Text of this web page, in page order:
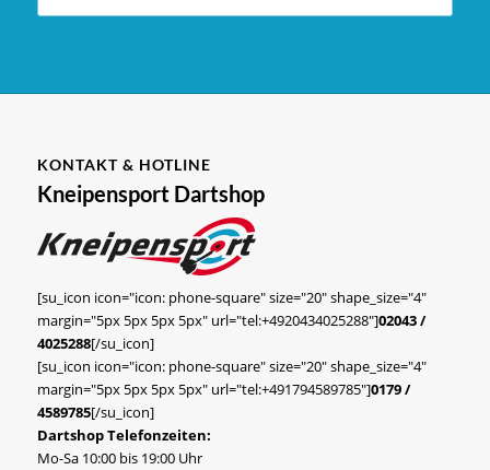
KONTAKT & HOTLINE
Kneipensport Dartshop
[su_icon icon="icon: phone-square" size="20" shape_size="4"
margin="5px 5px 5px 5px" url="tel:+4920434025288"]02043 /
4025288[/su_icon]
[su_icon icon="icon: phone-square" size="20" shape_size="4"
margin="5px 5px 5px 5px" url="tel:+491794589785"]0179 /
4589785[/su_icon]
Dartshop Telefonzeiten:
Mo-Sa 10:00 bis 19:00 Uhr